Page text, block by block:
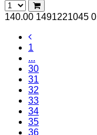
140.00 1491221045 0
1
...
30
31
32
33
34
35
36